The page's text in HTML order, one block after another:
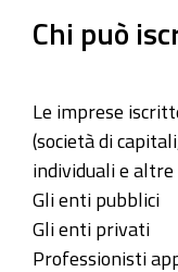
Chi può
Le imprese
(società di
individuali e altre
Gli enti pubblici
Gli enti privati
Professionisti